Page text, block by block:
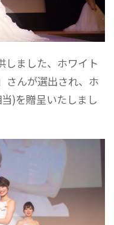
しました、ホワイト
さんが選出され、ホ
)を贈呈いたしまし